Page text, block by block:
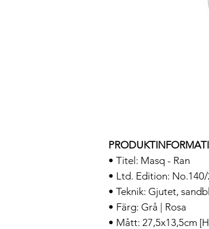
• Titel: Masq - Ran
• Ltd. Edition:
• Teknik: Gjutet,
• Färg: Grå | Rosa
• Mått: 27,5x13,5cm